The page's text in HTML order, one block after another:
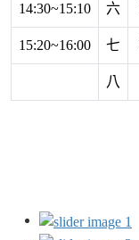
14:30~15:10 六
15:20~16:00 七
八